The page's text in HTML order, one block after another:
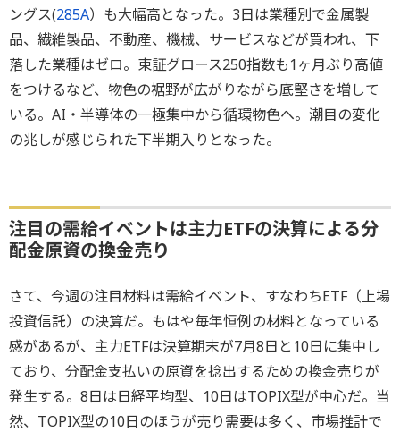
ングス(285A）も大幅高となった。3日は業種別で金属製
品、繊維製品、不動産、機械、サービスなどが買われ、下
落した業種はゼロ。東証グロース250指数も1ヶ月ぶり高値
をつけるなど、物色の裾野が広がりながら底堅さを増して
いる。AI・半導体の一極集中から循環物色へ。潮目の変化
の兆しが感じられた下半期入りとなった。
注目の需給イベントは主力ETFの決算による分
配金原資の換金売り
さて、今週の注目材料は需給イベント、すなわちETF（上場
投資信託）の決算だ。もはや毎年恒例の材料となっている
感があるが、主力ETFは決算期末が7月8日と10日に集中し
ており、分配金支払いの原資を捻出するための換金売りが
発生する。8日は日経平均型、10日はTOPIX型が中心だ。当
然、TOPIX型の10日のほうが売り需要は多く、市場推計で